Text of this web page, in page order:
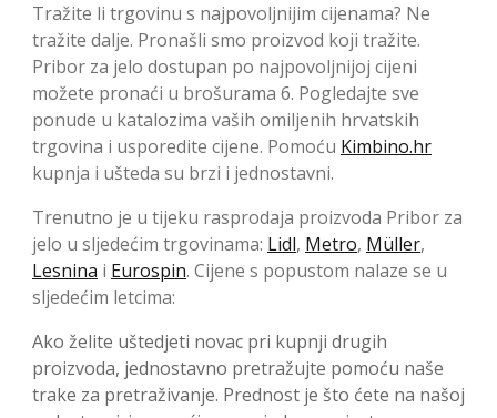
Tražite li trgovinu s najpovoljnijim cijenama? Ne
tražite dalje. Pronašli smo proizvod koji tražite.
Pribor za jelo dostupan po najpovoljnijoj cijeni
možete pronaći u brošurama 6. Pogledajte sve
ponude u katalozima vaših omiljenih hrvatskih
trgovina i usporedite cijene. Pomoću Kimbino.hr
kupnja i ušteda su brzi i jednostavni.
Trenutno je u tijeku rasprodaja proizvoda Pribor za
jelo u sljedećim trgovinama: Lidl, Metro, Müller,
Lesnina i Eurospin. Cijene s popustom nalaze se u
sljedećim letcima:
Ako želite uštedjeti novac pri kupnji drugih
proizvoda, jednostavno pretražujte pomoću naše
trake za pretraživanje. Prednost je što ćete na našoj